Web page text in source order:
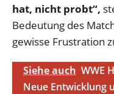
hat, nicht probt“,
Bedeutung des
gewisse Frustration
Siehe auch WWE
Neue Entwicklung